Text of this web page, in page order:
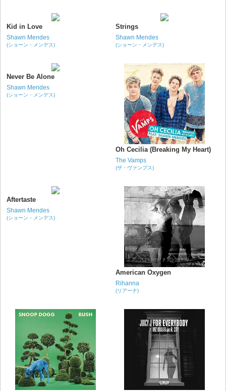
Kid in Love
Shawn Mendes
(ショーン・メンデス)
Strings
Shawn Mendes
(ショーン・メンデス)
Never Be Alone
Shawn Mendes
(ショーン・メンデス)
Oh Cecilia (Breaking My Heart)
The Vamps
(ザ・ヴァンプス)
Aftertaste
Shawn Mendes
(ショーン・メンデス)
American Oxygen
Rihanna
(リアーナ)